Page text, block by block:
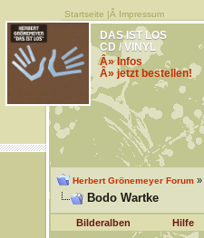
Startseite |Â Impressum
DAS IST LOS
CD / VINYL
Â» Infos
Â» jetzt bestellen!
Herbert Grönemeyer Forum»
Bodo Wartke
Bilderalben Hilfe